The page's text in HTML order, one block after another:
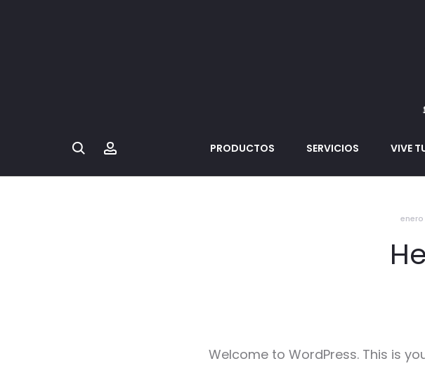
Search PRODUCTOS SERVICIOS VIVE
enero
Welcome to WordPress. This is